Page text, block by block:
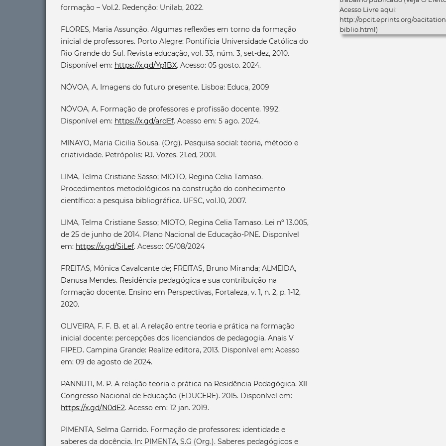
formação – Vol.2. Redenção: Unilab, 2022.
FLORES, Maria Assunção. Algumas reflexões em torno da formação
inicial de professores. Porto Alegre: Pontifícia Universidade Católica do
Rio Grande do Sul. Revista educação, vol. 33, núm. 3, set-dez, 2010.
Disponível em: https://x.gd/Yp1BX. Acesso: 05 gosto. 2024.
NÓVOA, A. Imagens do futuro presente. Lisboa: Educa, 2009
NÓVOA, A. Formação de professores e profissão docente. 1992.
Disponível em: https://x.gd/ardEf. Acesso em: 5 ago. 2024.
MINAYO, Maria Cicilia Sousa. (Org). Pesquisa social: teoria, método e
criatividade. Petrópolis: RJ. Vozes. 21.ed, 2001.
LIMA, Telma Cristiane Sasso; MIOTO, Regina Celia Tamaso.
Procedimentos metodológicos na construção do conhecimento
científico: a pesquisa bibliográfica. UFSC, vol.10, 2007.
LIMA, Telma Cristiane Sasso; MIOTO, Regina Celia Tamaso. Lei nº 13.005,
de 25 de junho de 2014. Plano Nacional de Educação-PNE. Disponível
em: https://x.gd/SiLef. Acesso: 05/08/2024
FREITAS, Mônica Cavalcante de; FREITAS, Bruno Miranda; ALMEIDA,
Danusa Mendes. Residência pedagógica e sua contribuição na
formação docente. Ensino em Perspectivas, Fortaleza, v. 1, n. 2, p. 1-12,
2020.
OLIVEIRA, F. F. B. et al. A relação entre teoria e prática na formação
inicial docente: percepções dos licenciandos de pedagogia. Anais V
FIPED. Campina Grande: Realize editora, 2013. Disponível em: Acesso
em: 09 de agosto de 2024.
PANNUTI, M. P. A relação teoria e prática na Residência Pedagógica. XII
Congresso Nacional de Educação (EDUCERE). 2015. Disponível em:
https://x.gd/N0dE2. Acesso em: 12 jan. 2019.
PIMENTA, Selma Garrido. Formação de professores: identidade e
saberes da docência. In: PIMENTA, S.G (Org.). Saberes pedagógicos e
Acesso Livre aqui:
http://opcit.eprints.org/
biblio.html)